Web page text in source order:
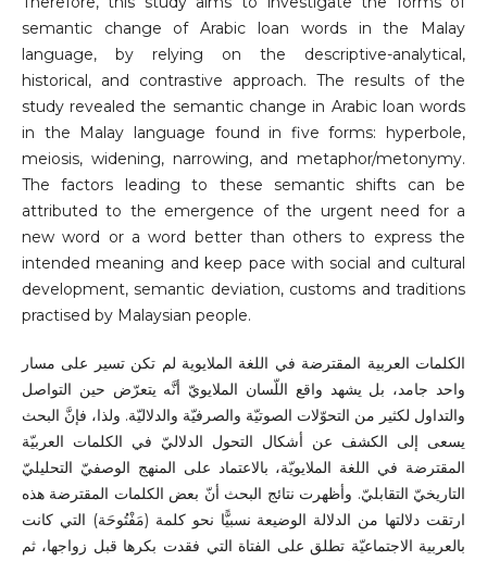
semantic change of Arabic loan words in the Malay
language, by relying on the descriptive-analytical,
historical, and contrastive approach. The results of the
study revealed the semantic change in Arabic loan words
in the Malay language found in five forms: hyperbole,
meiosis, widening, narrowing, and metaphor/metonymy.
The factors leading to these semantic shifts can be
attributed to the emergence of the urgent need for a
new word or a word better than others to express the
intended meaning and keep pace with social and cultural
development, semantic deviation, customs and traditions
practised by Malaysian people.
الكلمات العربية المقترضة في اللغة الملايوية لم تكن تسير على مسار
واحد جامد، بل يشهد واقع اللّسان الملايويّ أنَّه يتعرّض حين التواصل
والتداول لكثير من التحوّلات الصوتيّة والصرفيّة والدلاليّة. ولذا، فإنَّ البحث
يسعى إلى الكشف عن أشكال التحول الدلاليّ في الكلمات العربيّة
المقترضة في اللغة الملايويّة، بالاعتماد على المنهج الوصفيّ التحليليّ
التاريخيّ التقابليّ. وأظهرت نتائج البحث أنّ بعض الكلمات المقترضة هذه
ارتقت دلالتها من الدلالة الوضيعة نسبيًّا نحو كلمة (مَفْتُوحَة) التي كانت
بالعربية الاجتماعيّة تطلق على الفتاة التي فقدت بكرها قبل زواجها، ثم